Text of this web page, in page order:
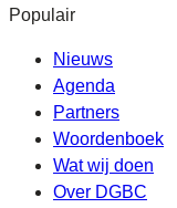
Populair
Nieuws
Agenda
Partners
Woordenboek
Wat wij doen
Over DGBC